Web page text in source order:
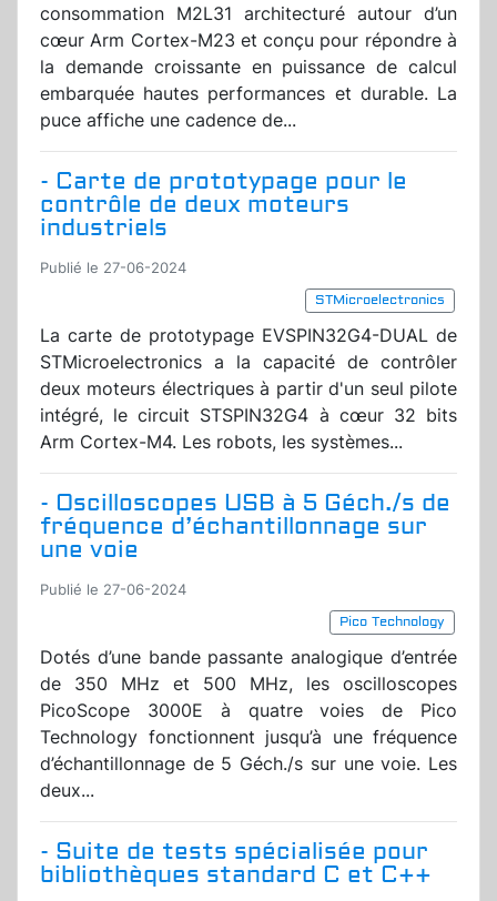
consommation M2L31 architecturé autour d’un
cœur Arm Cortex-M23 et conçu pour répondre à
la demande croissante en puissance de calcul
embarquée hautes performances et durable. La
puce affiche une cadence de...
- Carte de prototypage pour le
contrôle de deux moteurs
industriels
Publié le 27-06-2024
STMicroelectronics
La carte de prototypage EVSPIN32G4-DUAL de
STMicroelectronics a la capacité de contrôler
deux moteurs électriques à partir d'un seul pilote
intégré, le circuit STSPIN32G4 à cœur 32 bits
Arm Cortex-M4. Les robots, les systèmes...
- Oscilloscopes USB à 5 Géch./s de
fréquence d’échantillonnage sur
une voie
Publié le 27-06-2024
Pico Technology
Dotés d’une bande passante analogique d’entrée
de 350 MHz et 500 MHz, les oscilloscopes
PicoScope 3000E à quatre voies de Pico
Technology fonctionnent jusqu’à une fréquence
d’échantillonnage de 5 Géch./s sur une voie. Les
deux...
- Suite de tests spécialisée pour
bibliothèques standard C et C++